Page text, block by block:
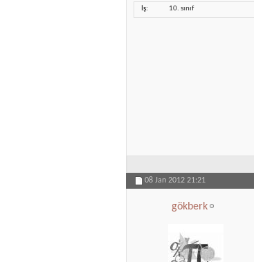
İş 10. sınıf
08 Jan 2012 21:21
gökberk